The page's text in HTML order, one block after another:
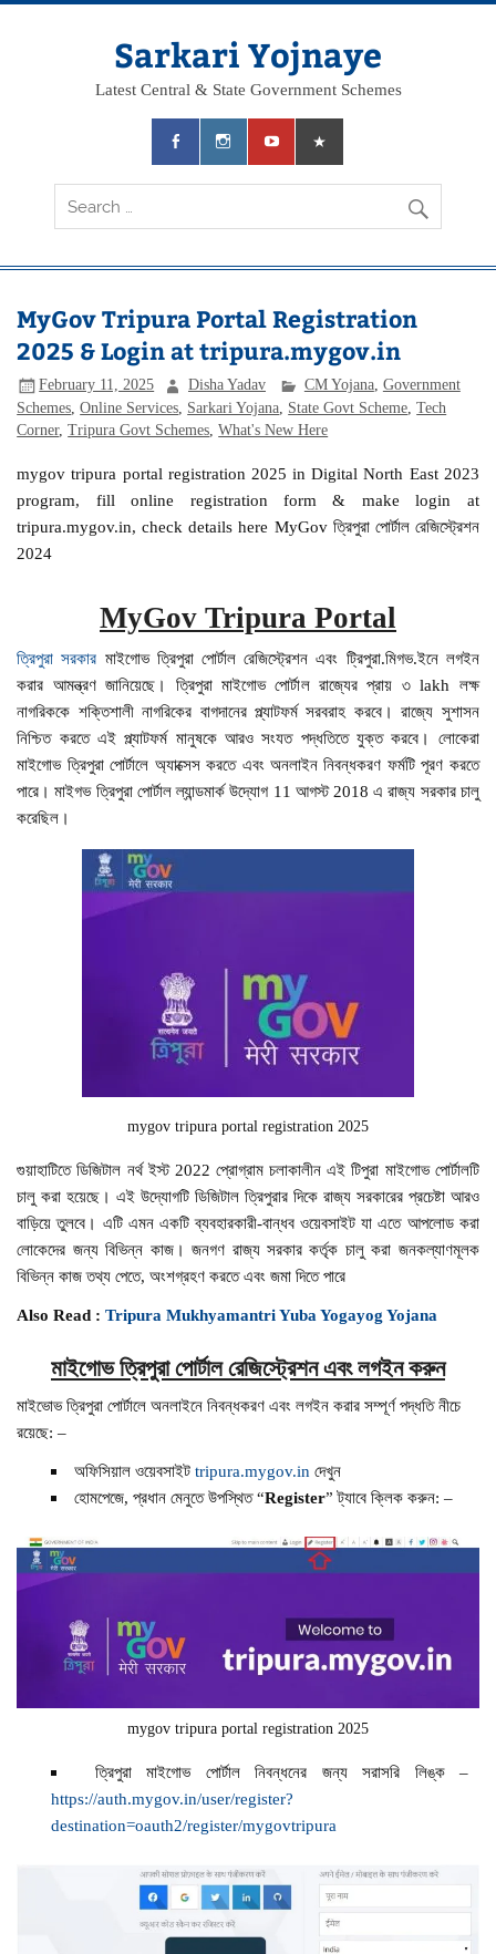
Skip
Sarkari Yojnaye
Latest Central & State Government Schemes
MyGov Tripura Portal Registration
2025 & Login at tripura.mygov.in
February 11, 2025 Disha Yadav CM Yojana, Government
Schemes ,Online Services Sarkari Yojana State Govt Scheme ,Tech
Corner,Tripura Govt Schemes ,What's New Here
mygov tripura portal registration 2025 in Digital North East 2023
program, fill online registration form & make login at
tripura.mygov.in, check details here MyGov ত্রিপুরা পোর্টাল রেজিস্ট্রেশন
2024
MyGov Tripura Portal
ত্রিপুরা সরকার মাইগোভ ত্রিপুরা পোর্টাল রেজিস্ট্রেশন এবং ট্রিপুরা.মিগভ.ইনে লগইন
করার আমন্ত্রণ জানিয়েছে। ত্রিপুরা মাইগোভ পোর্টাল রাজ্যের প্রায় ৩ lakh লক্ষ
নাগরিককে শক্তিশালী নাগরিকের বাগদানের প্ল্যাটফর্ম সরবরাহ করবে। রাজ্যে সুশাসন
নিশ্চিত করতে এই প্ল্যাটফর্ম মানুষকে আরও সংযত পদ্ধতিতে যুক্ত করবে। লোকেরা
মাইগোভ ত্রিপুরা পোর্টালে অ্যাক্সেস করতে এবং অনলাইন নিবন্ধকরণ ফর্মটি পূরণ করতে
পারে। মাইগভ ত্রিপুরা পোর্টাল ল্যান্ডমার্ক উদ্যোগ 11 আগস্ট 2018 এ রাজ্য সরকার চালু
করেছিল।
mygov tripura portal registration 2025
গুয়াহাটিতে ডিজিটাল নর্থ ইস্ট 2022 প্রোগ্রাম চলাকালীন এই টিপুরা মাইগোভ পোর্টালটি
চালু করা হয়েছে। এই উদ্যোগটি ডিজিটাল ত্রিপুরার দিকে রাজ্য সরকারের প্রচেষ্টা আরও
বাড়িয়ে তুলবে। এটি এমন একটি ব্যবহারকারী-বান্ধব ওয়েবসাইট যা এতে আপলোড করা
লোকেদের জন্য বিভিন্ন কাজ। জনগণ রাজ্য সরকার কর্তৃক চালু করা জনকল্যাণমূলক
বিভিন্ন কাজ তথ্য পেতে, অংশগ্রহণ করতে এবং জমা দিতে পারে
Also Read :Tripura Mukhyamantri Yuba Yogayog Yojana
মাইগোভ ত্রিপুরা পোর্টাল রেজিস্ট্রেশন এবং লগইন করুন
মাইভোভ ত্রিপুরা পোর্টালে অনলাইনে নিবন্ধকরণ এবং লগইন করার সম্পূর্ণ পদ্ধতি নীচে
রয়েছে: –
অফিসিয়াল ওয়েবসাইট tripura.mygov.inদেখুন
হোমপেজে, প্রধান মেনুতে উপস্থিত “Register” ট্যাবে ক্লিক করুন: –
mygov tripura portal registration 2025
ত্রিপুরা মাইগোভ পোর্টাল নিবন্ধনের জন্য সরাসরি লিঙ্ক –
https://auth.mygov.in/user/register?
destination=oauth2/register/mygovtripura